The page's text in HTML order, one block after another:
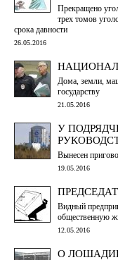
Прекращено
трех томов
срока давности
26.05.2016
Дома, земли,
государству
21.05.2016
У
Вынесен
19.05.2016
Видный
общественную
12.05.2016
О